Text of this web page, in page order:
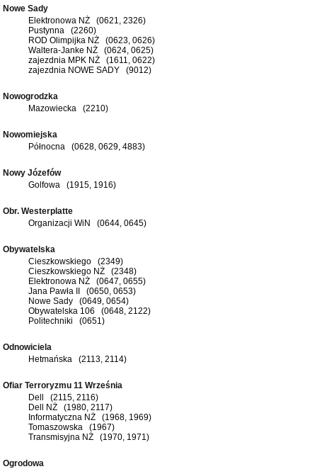
Nowe Sady
Elektronowa NŻ (0621, 2326)
Pustynna (2260)
ROD Olimpijka NŻ (0623, 0626)
Waltera-Janke NŻ (0624, 0625)
zajezdnia MPK NŻ (1611, 0622)
zajezdnia NOWE SADY (9012)
Nowogrodzka
Mazowiecka (2210)
Nowomiejska
Północna (0628, 0629, 4883)
Nowy Józefów
Golfowa (1915, 1916)
Obr. Westerplatte
Organizacji WiN (0644, 0645)
Obywatelska
Cieszkowskiego (2349)
Cieszkowskiego NŻ (2348)
Elektronowa NŻ (0647, 0655)
Jana Pawła II (0650, 0653)
Nowe Sady (0649, 0654)
Obywatelska 106 (0648, 2122)
Politechniki (0651)
Odnowiciela
Hetmańska (2113, 2114)
Ofiar Terroryzmu 11 Września
Dell (2115, 2116)
Dell NŻ (1980, 2117)
Informatyczna NŻ (1968, 1969)
Tomaszowska (1967)
Transmisyjna NŻ (1970, 1971)
Ogrodowa